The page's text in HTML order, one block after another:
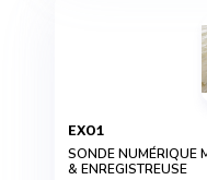
EXO1
SONDE NUMÉRIQUE
& ENREGISTREUSE